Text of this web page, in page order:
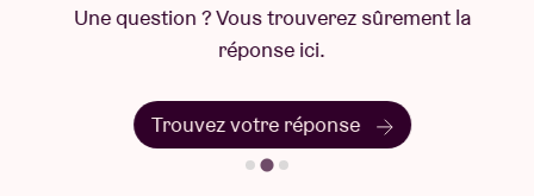
Une question ? Vous trouverez sûrement la
réponse ici.
Trouvez votre réponse